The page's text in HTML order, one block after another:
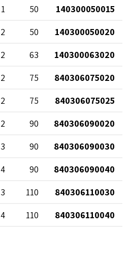
140300050015
50
1 1/2"
140300050020
50
2"
140300063020
63
2"
840306075020
75
2"
840306075025
75
2 1/2"
840306090020
90
2"
840306090030
90
3"
840306090040
90
4"
840306110030
110
3"
840306110040
110
4"